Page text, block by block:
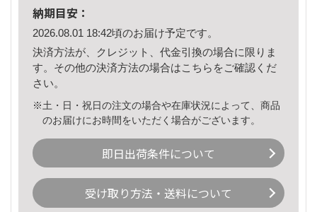
納期目安：
2026.08.01 18:42頃のお届け予定です。
決済方法が、クレジット、代金引換の場合に限りま
す。その他の決済方法の場合はこちら をご確認くだ
さい。
※土・日・祝日の注文の場合や在庫状況によって、商品
のお届けにお時間をいただく場合がございます。
即日出荷条件について
受け取り方法・送料について